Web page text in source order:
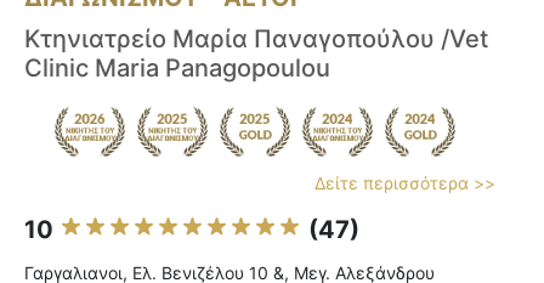
Κτηνιατρείο Μαρία Παναγοπούλου /Vet
Clinic Maria Panagopoulou
Δείτε περισσότερα >>
10 (47)
Γαργαλιανοι, Ελ. Βενιζέλου 10 &, Μεγ. Αλεξάνδρου